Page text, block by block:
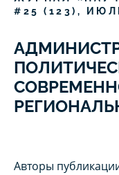
# 25 ( 123),
Авторы